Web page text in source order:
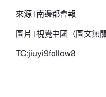
來源 |南邊都會報
圖片 |視覺中國（圖文無關
TC:jiuyi9follow8